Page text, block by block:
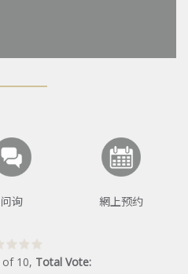
问询 網上预约
of 10, Total Vote: